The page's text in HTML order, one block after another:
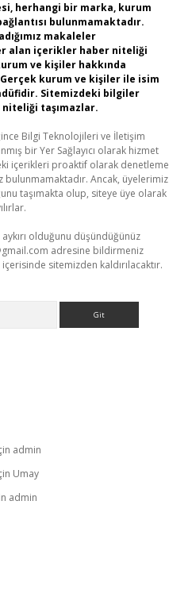
herhangi bir marka, kurum
bulunmamaktadır.
makaleler
alan içerikler haber niteliği
ve kişiler hakkında
kurum ve kişiler ile isim
Sitemizdeki bilgiler
taşımazlar.
Bilgi Teknolojileri ve İletişim
bir Yer Sağlayıcı olarak hizmet
içerikleri proaktif olarak denetleme
bulunmamaktadır. Ancak, üyelerimiz
taşımakta olup, siteye üye olarak
olduğunu düşündüğünüz
adresine bildirmeniz
sitemizden kaldırılacaktır.
admin
Umay
admin